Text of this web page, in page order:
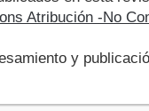
Atribución -No
y